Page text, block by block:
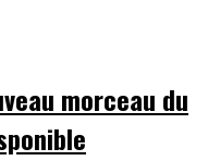
morceau du